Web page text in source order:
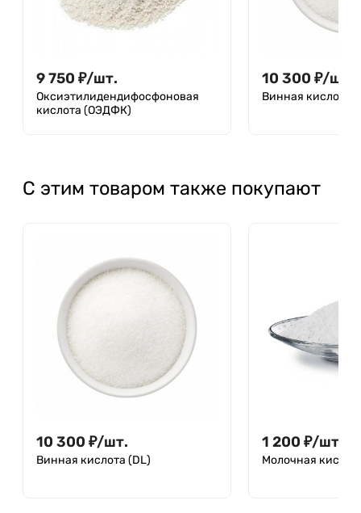
9 750 ₽/шт.
Оксиэтилидендифосфоновая
кислота (ОЭДФК)
10 300 ₽/шт.
Винная кислота
С этим товаром также покупают
10 300 ₽/шт.
Винная кислота (DL)
1 200 ₽/шт.
Молочная